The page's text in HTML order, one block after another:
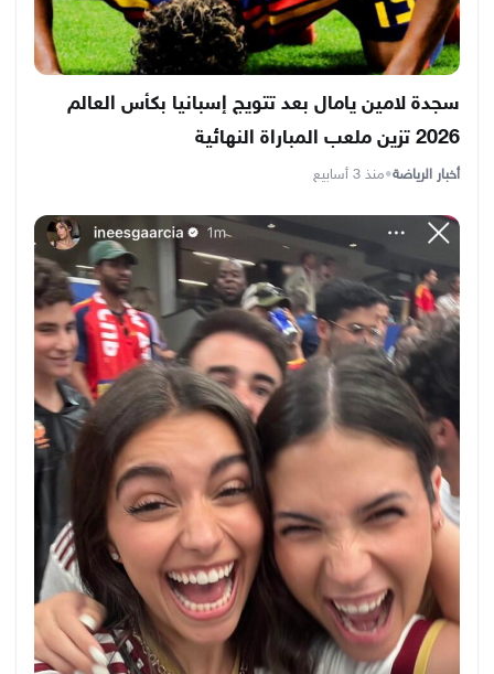
سجدة لامين يامال بعد تتويج إسبانيا بكأس العالم
2026 تزين ملعب المباراة النهائية
أخبار الرياضة•منذ 3 أسابيع